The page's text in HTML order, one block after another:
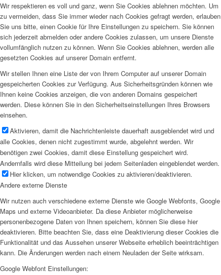
Wir respektieren es voll und ganz, wenn Sie Cookies ablehnen möchten. Um
zu vermeiden, dass Sie immer wieder nach Cookies gefragt werden, erlauben
Sie uns bitte, einen Cookie für Ihre Einstellungen zu speichern. Sie können
sich jederzeit abmelden oder andere Cookies zulassen, um unsere Dienste
vollumfänglich nutzen zu können. Wenn Sie Cookies ablehnen, werden alle
gesetzten Cookies auf unserer Domain entfernt.
Wir stellen Ihnen eine Liste der von Ihrem Computer auf unserer Domain
gespeicherten Cookies zur Verfügung. Aus Sicherheitsgründen können wie
Ihnen keine Cookies anzeigen, die von anderen Domains gespeichert
werden. Diese können Sie in den Sicherheitseinstellungen Ihres Browsers
einsehen.
Aktivieren, damit die Nachrichtenleiste dauerhaft ausgeblendet wird und
alle Cookies, denen nicht zugestimmt wurde, abgelehnt werden. Wir
benötigen zwei Cookies, damit diese Einstellung gespeichert wird.
Andernfalls wird diese Mitteilung bei jedem Seitenladen eingeblendet werden.
Hier klicken, um notwendige Cookies zu aktivieren/deaktivieren.
Andere externe Dienste
Wir nutzen auch verschiedene externe Dienste wie Google Webfonts, Google
Maps und externe Videoanbieter. Da diese Anbieter möglicherweise
personenbezogene Daten von Ihnen speichern, können Sie diese hier
deaktivieren. Bitte beachten Sie, dass eine Deaktivierung dieser Cookies die
Funktionalität und das Aussehen unserer Webseite erheblich beeinträchtigen
kann. Die Änderungen werden nach einem Neuladen der Seite wirksam.
Google Webfont Einstellungen: